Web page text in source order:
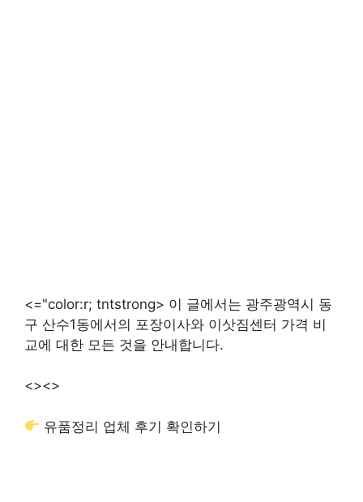
<="color:r; tntstrong> 이 글에서는 광주광역시 동
구 산수1동에서의 포장이사와 이삿짐센터 가격 비
교에 대한 모든 것을 안내합니다.
<><>
유품정리 업체 후기 확인하기